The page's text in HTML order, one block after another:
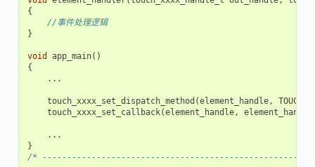
{
//事件处理逻辑
}
void app_main()
{
...
touch_xxxx_set_dispatch_method (element_handle,
touch_xxxx_set_callback(element_handle,
...
}
/*